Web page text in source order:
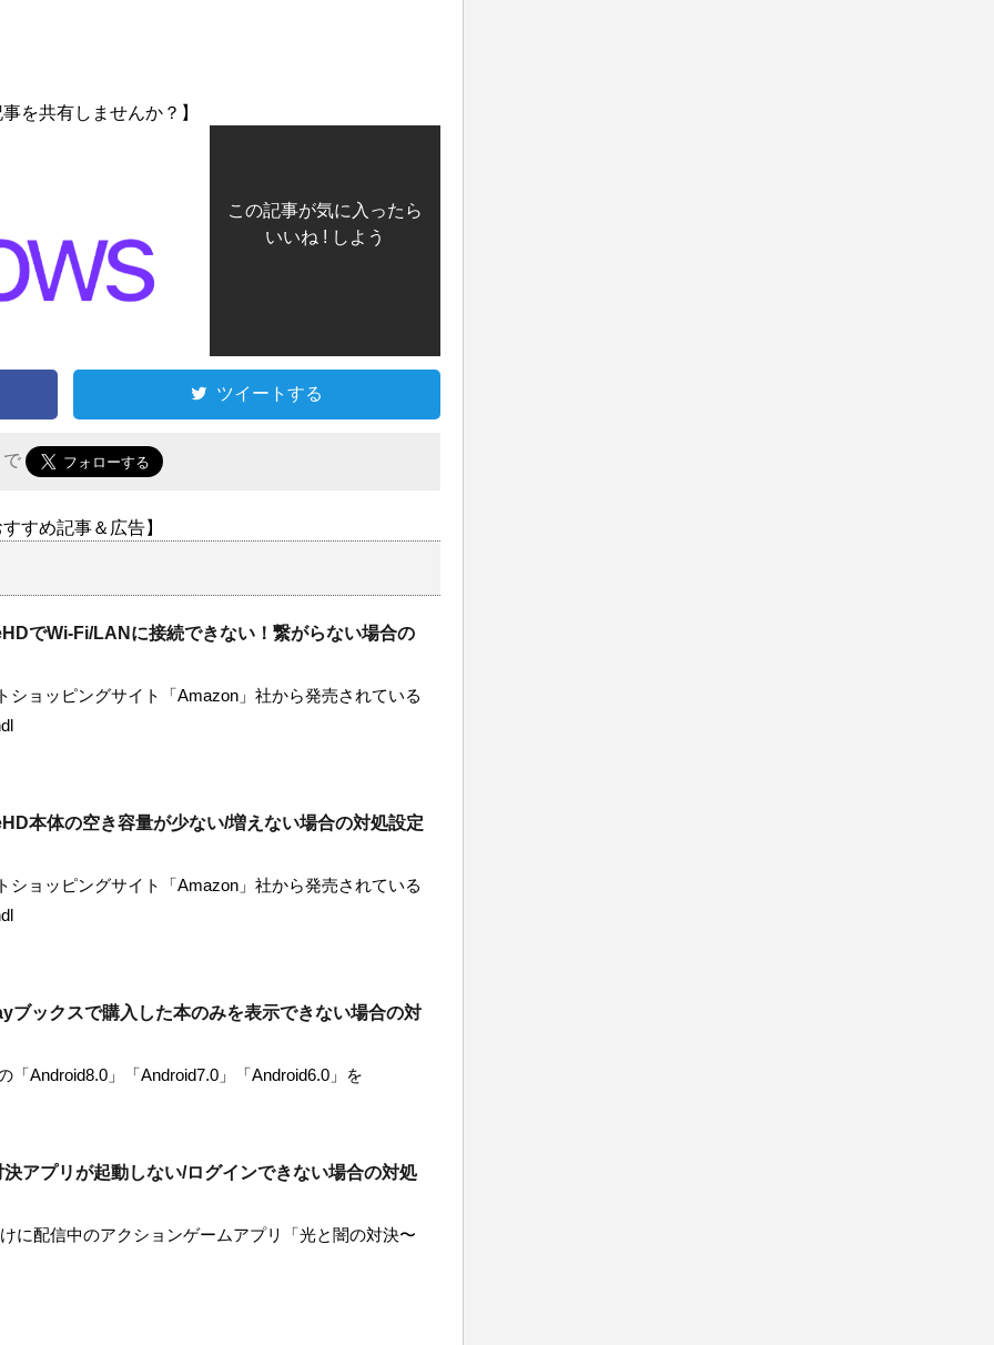
を共有しませんか？】
この記事が気に入ったら
いいね ! しよう
ツイートする
で
すめ記事＆広告】
でWi-Fi/LANに接続できない！繋がらない場合の
ョッピングサイト「Amazon」社から発売されている
本体の空き容量が少ない/増えない場合の対処設定
ョッピングサイト「Amazon」社から発売されている
ブックスで購入した本のみを表示できない場合の対
Android8.0」「Android7.0」「Android6.0」を
アプリが起動しない/ログインできない場合の対処
に配信中のアクションゲームアプリ「光と闇の対決〜